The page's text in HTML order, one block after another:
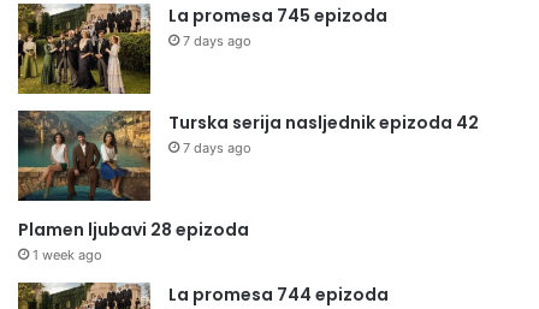
La promesa 745 epizoda
7 days ago
Turska serija nasljednik epizoda 42
7 days ago
Plamen ljubavi 28 epizoda
1 week ago
La promesa 744 epizoda